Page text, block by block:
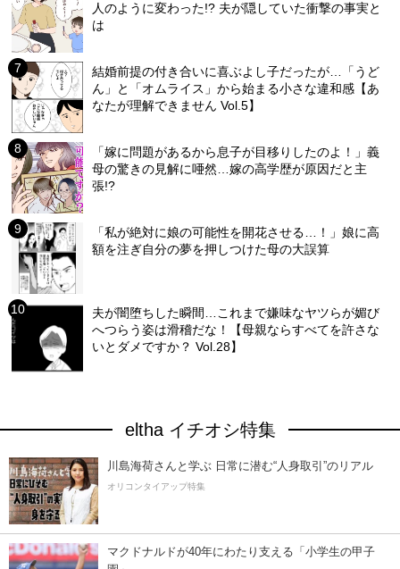
人のように変わった!? 夫が隠していた衝撃の事実と
は
結婚前提の付き合いに喜ぶよし子だったが…「うど
ん」と「オムライス」から始まる小さな違和感【あ
なたが理解できません Vol.5】
「嫁に問題があるから息子が目移りしたのよ！」義
母の驚きの見解に唖然…嫁の高学歴が原因だと主
張!?
「私が絶対に娘の可能性を開花させる…！」娘に高
額を注ぎ自分の夢を押しつけた母の大誤算
夫が闇堕ちした瞬間…これまで嫌味なヤツらが媚び
へつらう姿は滑稽だな！【母親ならすべてを許さな
いとダメですか？ Vol.28】
eltha イチオシ特集
川島海荷さんと学ぶ 日常に潜む“人身取引”のリアル
オリコンタイアップ特集
マクドナルドが40年にわたり支える「小学生の甲子